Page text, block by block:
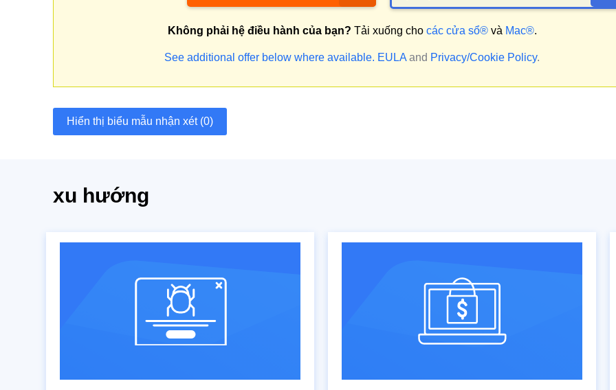
Không phải hệ điều hành của bạn? Tải xuống cho các cửa sổ®và Mac®.
See additional offer below where available. EULA and Privacy/Cookie Policy.
Hiển thị biểu mẫu nhận xét (0)
xu hướng